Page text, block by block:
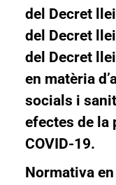
del Decret
del Decret
del Decret
en matèria
socials i
efectes de la
COVID-19.
Normativa